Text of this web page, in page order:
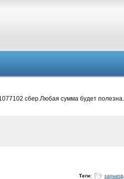
сбер.Любая сумма будет полезна.
Теги: харьков